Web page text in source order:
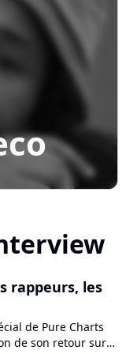
rappeurs, les
de Pure Charts
de son retour sur